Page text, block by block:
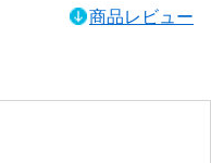
商品レビュー